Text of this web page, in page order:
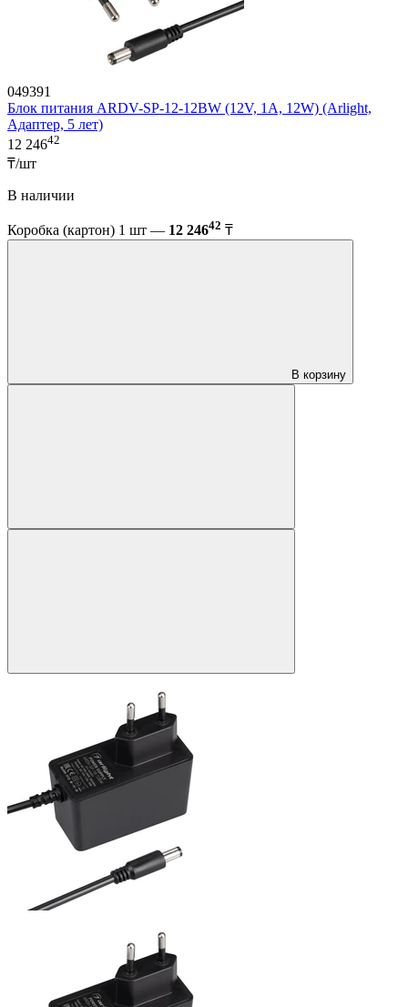
049391
Блок питания ARDV-SP-12-12BW (12V, 1A, 12W) (Arlight,
Адаптер, 5 лет)
12 24642
₸/шт
В наличии
Коробка (картон) 1 шт — 12 24642 ₸
В корзину